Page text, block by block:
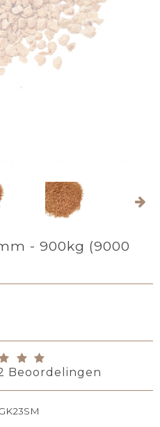
- 900kg (9000
Beoordelingen